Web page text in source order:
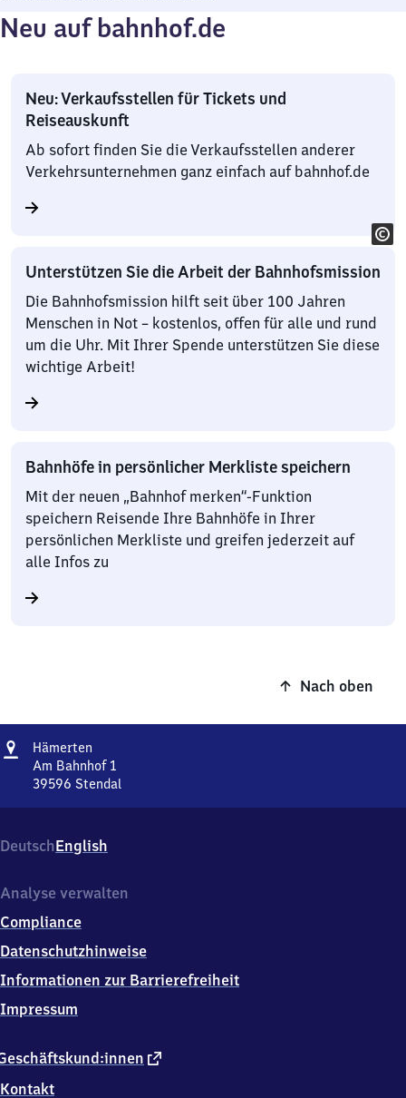
Neu auf bahnhof.de
Neu: Verkaufsstellen für Tickets und
Reiseauskunft
Ab sofort finden Sie die Verkaufsstellen anderer
Verkehrsunternehmen ganz einfach auf bahnhof.de
Unterstützen Sie die Arbeit der Bahnhofsmission
Die Bahnhofsmission hilft seit über 100 Jahren
Menschen in Not – kostenlos, offen für alle und rund
um die Uhr. Mit Ihrer Spende unterstützen Sie diese
wichtige Arbeit!
Bahnhöfe in persönlicher Merkliste speichern
Mit der neuen „Bahnhof merken“-Funktion
speichern Reisende Ihre Bahnhöfe in Ihrer
persönlichen Merkliste und greifen jederzeit auf
alle Infos zu
Nach oben
Adresse
Hämerten
Am Bahnhof 1
39596 Stendal
Bahnhof
1,
9
9
6
DeutschEnglish
externer
Kontakt
Analyse verwalten
Compliance
Datenschutzhinweise
Informationen zur Barrierefreiheit
Impressum